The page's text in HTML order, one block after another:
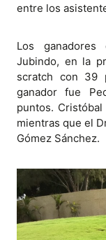
entre los
Los
Jubindo, en la
scratch con 39
ganador fue
puntos.
mientras que el
Gómez Sánchez.